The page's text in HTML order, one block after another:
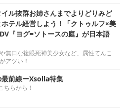
ル抜群お姉さんまでよりどりみど
テル経営しよう！「クトゥルフ×美
『ヨグ=ソトースの庭』が日本語
無口な複眼死神美少女など、属性てんこ
アツい！
前線ーXsolla特集
ちらから！